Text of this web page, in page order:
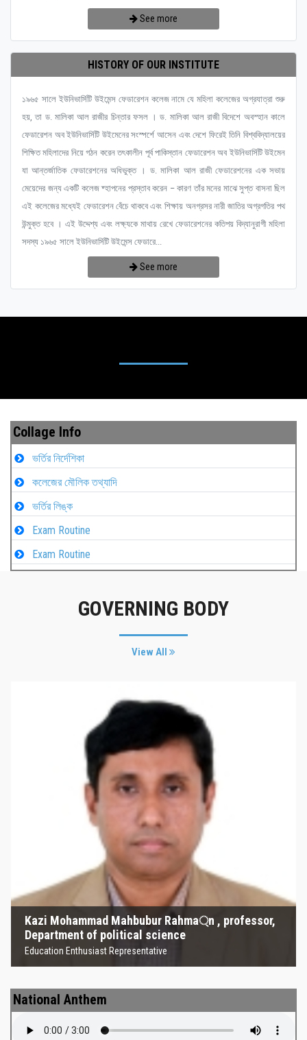
See more
HISTORY OF OUR INSTITUTE
১৯৬৫ সালে ইউনিভার্সিটি উইমেন্স ফেডারেশন কলেজ নামে যে মহিলা কলেজের অগ্রযাত্রা শুরু
হয়, তা ড. মালিকা আল রাজীর চিন্তার ফসল । ড. মালিকা আল রাজী বিদেশে অবস্হান কালে
ফেডারেশন অব ইউনিভার্সিটি উইমেনের সংস্পর্শে আসেন এবং দেশে ফিরেই তিনি বিশ্ববিদ্যালয়ের
শিক্ষিত মহিলাদের নিয়ে গঠন করেন তৎকালীন পূর্ব পাকিস্তান ফেডারেশন অব ইউনিভার্সিটি উইমেন
যা আন্তর্জাতিক ফেডারেশনের অধিভুক্ত । ড. মালিকা আল রাজী ফেডারেশনের এক সভায়
মেয়েদের জন্য একটি কলেজ ষ্হাপনের প্রস্তাব করেন – কারণ তাঁর মনের মাঝে সুপ্ত বাসনা ছিল
এই কলেজের মধ্যেই ফেডারেশন বেঁচে থাকবে এবং শিক্ষায় অনগ্রসর নারী জাতির অগ্রগতির পথ
উন্মুক্ত হবে । এই উদ্দেশ্য এবং লক্ষ্যকে মাথায় রেখে ফেডারেশনের কতিপয় বিদ্যানুরাগী মহিলা
সদস্য ১৯৬৫ সালে ইউনিভার্সিটি উইমেন্স ফেডারে...
See more
Collage Info
ভর্তির নির্দেশিকা
কলেজের মৌলিক তথ্যাদি
ভর্তির লিঙ্ক
Exam Routine
Exam Routine
GOVERNING BODY
View All
Kazi Mohammad Mahbubur Rahma্‌n , professor,
Department of political science
Education Enthusiast Representative
Kazi Mohammad Mahbubur
Rahma্‌n , professor, Department
of political science
Education Enthusiast Representative
National Anthem